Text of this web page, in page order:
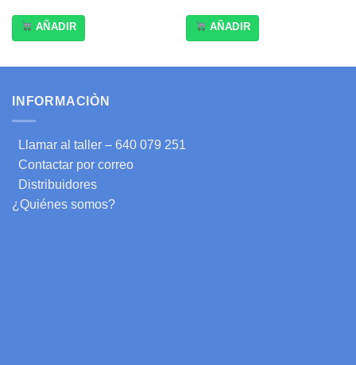
AÑADIR AÑADIR
INFORMACIÒN
Llamar al taller – 640 079 251
Contactar por correo
Distribuidores
¿Quiénes somos?